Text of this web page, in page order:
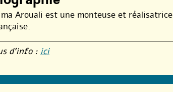
Arouali est une monteuse et réalisatrice
d’info : ici